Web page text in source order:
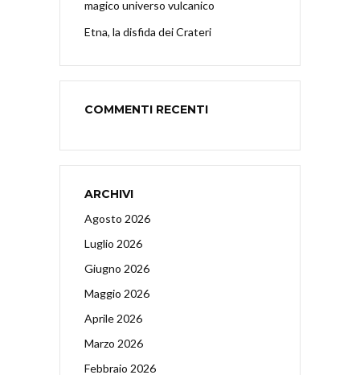
magico universo vulcanico
Etna, la disfida dei Crateri
COMMENTI RECENTI
ARCHIVI
Agosto 2026
Luglio 2026
Giugno 2026
Maggio 2026
Aprile 2026
Marzo 2026
Febbraio 2026